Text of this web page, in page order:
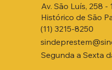
Av. São Luís, 258
Histórico de São
(11) 3215-8250
Segunda a Sexta